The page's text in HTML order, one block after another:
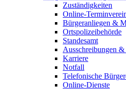
Zuständigkeiten
Online-
Bürgeranliegen &
Ortspolizeibehörde
Standesamt
Ausschreibungen
Karriere
Notfall
Telefonische
Online-Dienste